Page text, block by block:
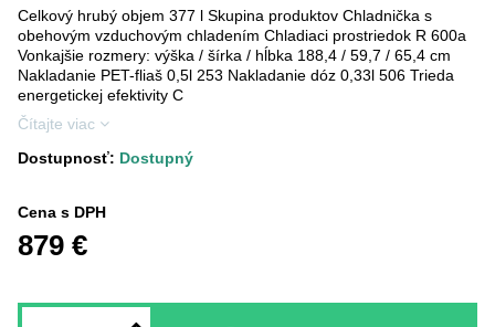
Celkový hrubý objem 377 l Skupina produktov Chladnička s
obehovým vzduchovým chladením Chladiaci prostriedok R 600a
Vonkajšie rozmery: výška / šírka / hĺbka 188,4 / 59,7 / 65,4 cm
Nakladanie PET-fliaš 0,5l 253 Nakladanie dóz 0,33l 506 Trieda
energetickej efektivity C
Čítajte viac
Dostupnosť: Dostupný
Cena s DPH
879 €